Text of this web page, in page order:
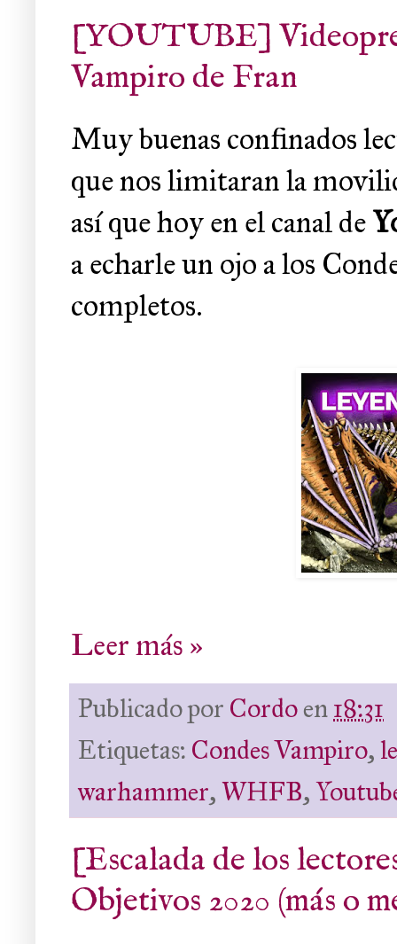
[YOUTUBE]
Vampiro de Fran
Muy buenas confinados
que nos limitaran la
así que hoy en el canal de
a echarle un ojo a los
completos.
Leer más »
Publicado por Cordoen18:31
Etiquetas: Condes Vampiro,
warhammer,WHFB,
[Escalada de los
Objetivos 2020 (más o